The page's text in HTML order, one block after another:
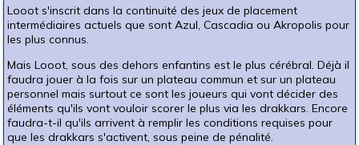
Looot s'inscrit dans la continuité des jeux de placement
intermédiaires actuels que sont Azul, Cascadia ou Akropolis pour
les plus connus.
Mais Looot, sous des dehors enfantins est le plus cérébral. Déjà il
faudra jouer à la fois sur un plateau commun et sur un plateau
personnel mais surtout ce sont les joueurs qui vont décider des
éléments qu'ils vont vouloir scorer le plus via les drakkars. Encore
faudra-t-il qu'ils arrivent à remplir les conditions requises pour
que les drakkars s'activent, sous peine de pénalité.